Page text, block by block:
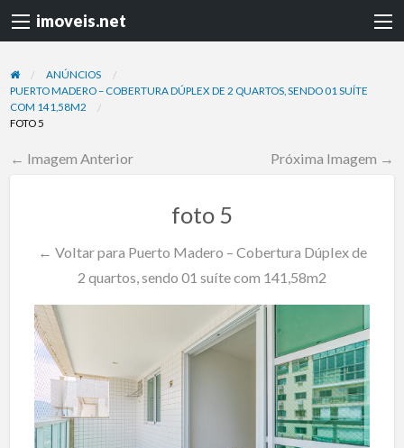
imoveis.net
ANÚNCIOS
PUERTO MADERO – COBERTURA DÚPLEX DE 2 QUARTOS, SENDO 01 SUÍTE
COM 141,58M2
FOTO 5
← Imagem Anterior Próxima Imagem →
foto 5
← Voltar para Puerto Madero – Cobertura Dúplex de
2 quartos, sendo 01 suíte com 141,58m2